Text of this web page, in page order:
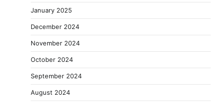
January 2025
December 2024
November 2024
October 2024
September 2024
August 2024